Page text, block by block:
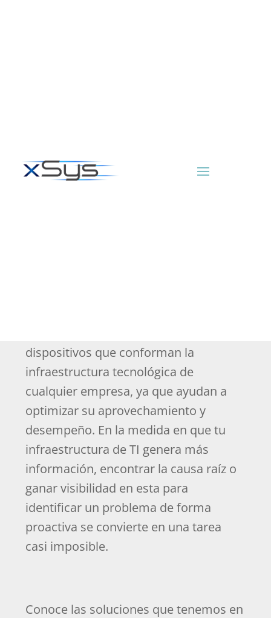
dispositivos que conforman la
infraestructura tecnológica de
cualquier empresa, ya que ayudan a
optimizar su aprovechamiento y
desempeño. En la medida en que tu
infraestructura de TI genera más
información, encontrar la causa raíz o
ganar visibilidad en esta para
identificar un problema de forma
proactiva se convierte en una tarea
casi imposible.
Conoce las soluciones que tenemos en